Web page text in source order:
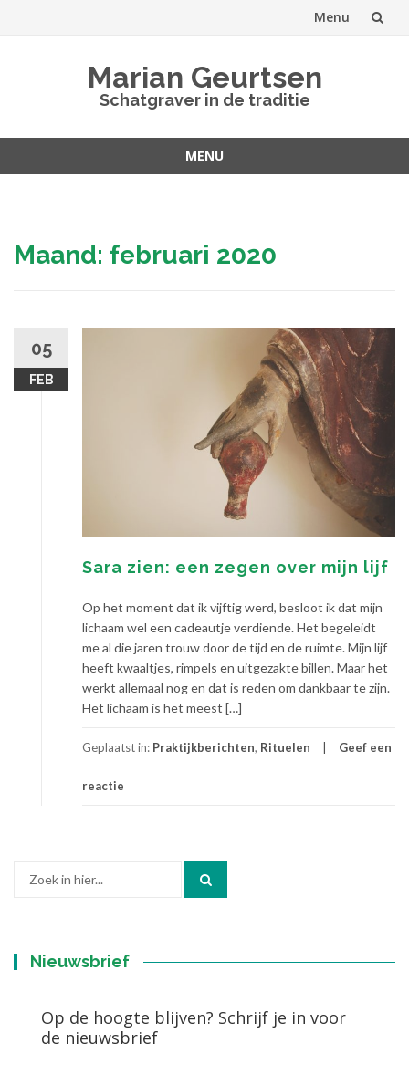
Menu
Marian Geurtsen
Schatgraver in de traditie
MENU
Maand: februari 2020
05
FEB
Sara zien: een zegen over mijn lijf
Op het moment dat ik vijftig werd, besloot ik dat mijn
lichaam wel een cadeautje verdiende. Het begeleidt
me al die jaren trouw door de tijd en de ruimte. Mijn lijf
heeft kwaaltjes, rimpels en uitgezakte billen. Maar het
werkt allemaal nog en dat is reden om dankbaar te zijn.
Het lichaam is het meest […]
Geplaatst in: Praktijkberichten, Rituelen Geef een
reactie
Nieuwsbrief
Op de hoogte blijven? Schrijf je in voor
de nieuwsbrief